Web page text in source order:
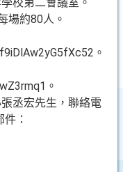
場約80人。
。
。
丞宏先生，聯絡電
：